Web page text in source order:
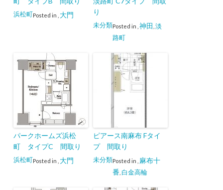
Posted in
浜松町 大門
り
Posted in
未分類 神田 淡
路町
パークホームズ浜松
町 タイプC 間取り
Posted in
浜松町 大門
ピアース南麻布 Fタイ
プ 間取り
Posted in
未分類
麻布十
番 白金高輪